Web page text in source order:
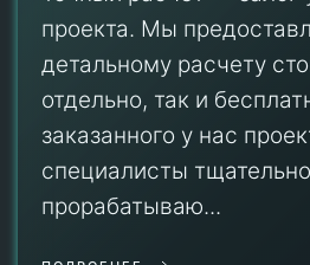
проекта. Мы
детальному расчету
отдельно, так и
заказанного у нас
специалисты тщательно
прорабатываю...